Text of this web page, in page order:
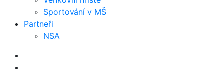
Sportování v MŠ
Partneři
NSA